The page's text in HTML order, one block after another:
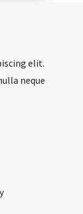
elit.
neque